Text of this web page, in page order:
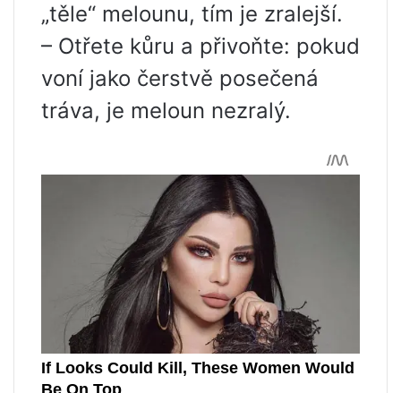
„těle“ melounu, tím je zralejší.
– Otřete kůru a přivoňte: pokud
voní jako čerstvě posečená
tráva, je meloun nezralý.